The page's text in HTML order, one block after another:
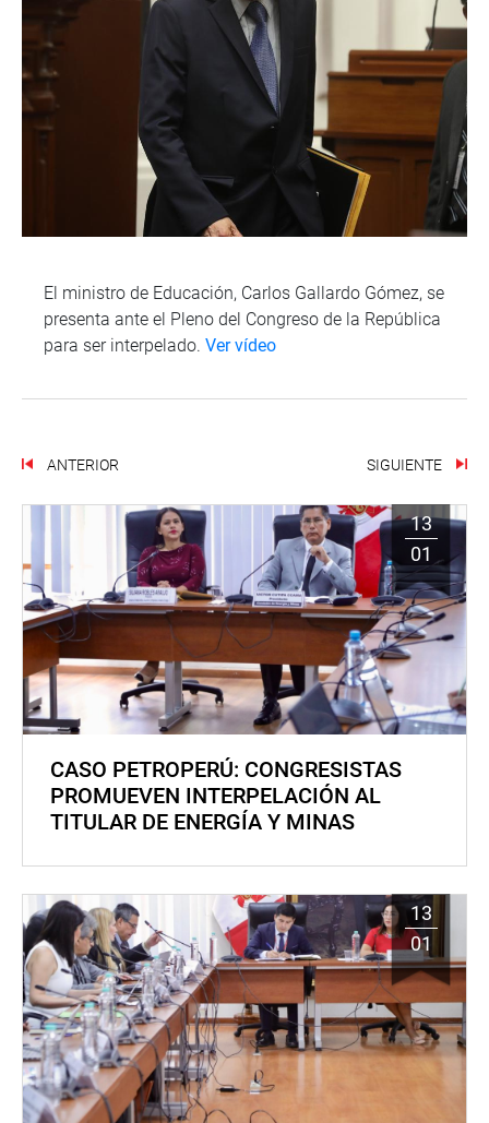
El ministro de Educación, Carlos Gallardo Gómez, se
presenta ante el Pleno del Congreso de la República
para ser interpelado. Ver vídeo
ANTERIOR SIGUIENTE
13
01
CASO PETROPERÚ: CONGRESISTAS
PROMUEVEN INTERPELACIÓN AL
TITULAR DE ENERGÍA Y MINAS
13
01